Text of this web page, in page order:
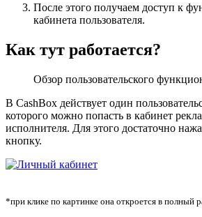
После этого получаем доступ к
кабинета пользователя.
Как тут работается?
Обзор пользовательского
В CashBox действует один
которого можно попасть в кабинет
исполнителя. Для этого достаточно
кнопку.
*при клике по картинке она откроется в полный